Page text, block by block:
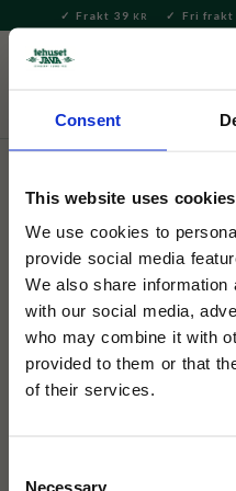
Consent
This website uses cookies
We use cookies to
provide social media
We also share
with our social media,
who may combine it with
provided to them or that
of their services.
Necessary
Meny
Frakt 39 KR Fri frakt
Hem & Inredningsdetaljer
Selected by Tehuset Java
Disktrasa
Svensktillverkad wettextrasa
Mjuk, slitstark, tvättbar och
julens hushåll!